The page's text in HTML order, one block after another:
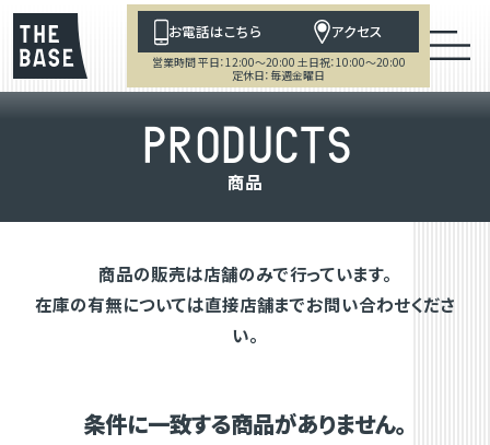
お電話はこちら アクセス
営業時間 平日：12:00～20:00 土日祝：10:00～20:00
定休日：毎週金曜日
PRODUCTS
商品
商品の販売は店舗のみで行っています。
在庫の有無については直接店舗までお問い合わせくださ
い。
条件に一致する商品がありません。